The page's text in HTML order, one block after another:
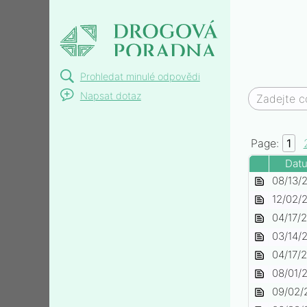
dotazy a odpovědi
Prohledat minulé odpovědi
Napsat dotaz
Page: 1
f8a1-
41f2-
beab-
08/13/
c9b938ca-
fee0-
4162-
967b-
12/02/
4e45-
8b23-
04/17/
4412-
ad08-
03/14/
d9f08879-
a803-
49ce-
04/17/
4446-
9304-
08/01/
09/02/